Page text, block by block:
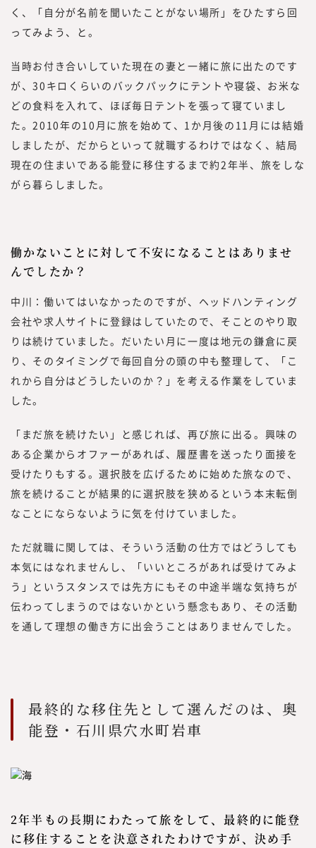
く、「自分が名前を聞いたことがない場所」をひたすら回
ってみよう、と。
当時お付き合いしていた現在の妻と一緒に旅に出たのです
が、30キロくらいのバックパックにテントや寝袋、お米な
どの食料を入れて、ほぼ毎日テントを張って寝ていまし
た。2010年の10月に旅を始めて、1か月後の11月には結婚
しましたが、だからといって就職するわけではなく、結局
現在の住まいである能登に移住するまで約2年半、旅をしな
がら暮らしました。
働かないことに対して不安になることはありませ
んでしたか？
中川：働いてはいなかったのですが、ヘッドハンティング
会社や求人サイトに登録はしていたので、そことのやり取
りは続けていました。だいたい月に一度は地元の鎌倉に戻
り、そのタイミングで毎回自分の頭の中も整理して、「こ
れから自分はどうしたいのか？」を考える作業をしていま
した。
「まだ旅を続けたい」と感じれば、再び旅に出る。興味の
ある企業からオファーがあれば、履歴書を送ったり面接を
受けたりもする。選択肢を広げるために始めた旅なので、
旅を続けることが結果的に選択肢を狭めるという本末転倒
なことにならないように気を付けていました。
ただ就職に関しては、そういう活動の仕方ではどうしても
本気にはなれませんし、「いいところがあれば受けてみよ
う」というスタンスでは先方にもその中途半端な気持ちが
伝わってしまうのではないかという懸念もあり、その活動
を通して理想の働き方に出会うことはありませんでした。
最終的な移住先として選んだのは、奥
能登・石川県穴水町岩車
2年半もの長期にわたって旅をして、最終的に能登
に移住することを決意されたわけですが、決め手